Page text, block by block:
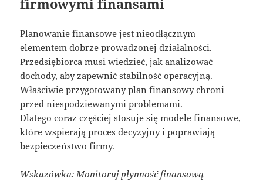
Planowanie finansowe jest nieodłącznym
elementem dobrze prowadzonej działalności.
Przedsiębiorca musi wiedzieć, jak analizować
dochody, aby zapewnić stabilność operacyjną.
Właściwie przygotowany plan finansowy chroni
przed niespodziewanymi problemami.
Dlatego coraz częściej stosuje się modele finansowe,
które wspierają proces decyzyjny i poprawiają
bezpieczeństwo firmy.
Wskazówka: Monitoruj płynność finansową